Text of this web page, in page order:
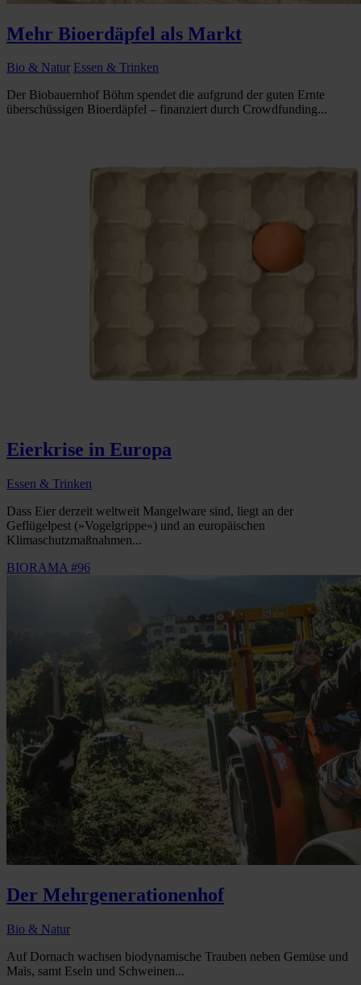
Mehr Bioerdäpfel als Markt
Bio & Natur Essen & Trinken
Der Biobauernhof Böhm spendet die aufgrund der guten Ernte
überschüssigen Bioerdäpfel – finanziert durch Crowdfunding...
Eierkrise in Europa
Essen & Trinken
Dass Eier derzeit weltweit Mangelware sind, liegt an der
Geflügelpest (»Vogelgrippe«) und an europäischen
Klimaschutzmaßnahmen...
BIORAMA #96
Der Mehrgenerationenhof
Bio & Natur
Auf Dornach wachsen biodynamische Trauben neben Gemüse und
Mais, samt Eseln und Schweinen...